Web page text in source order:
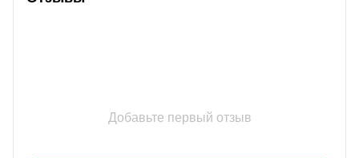
Добавьте первый отзыв